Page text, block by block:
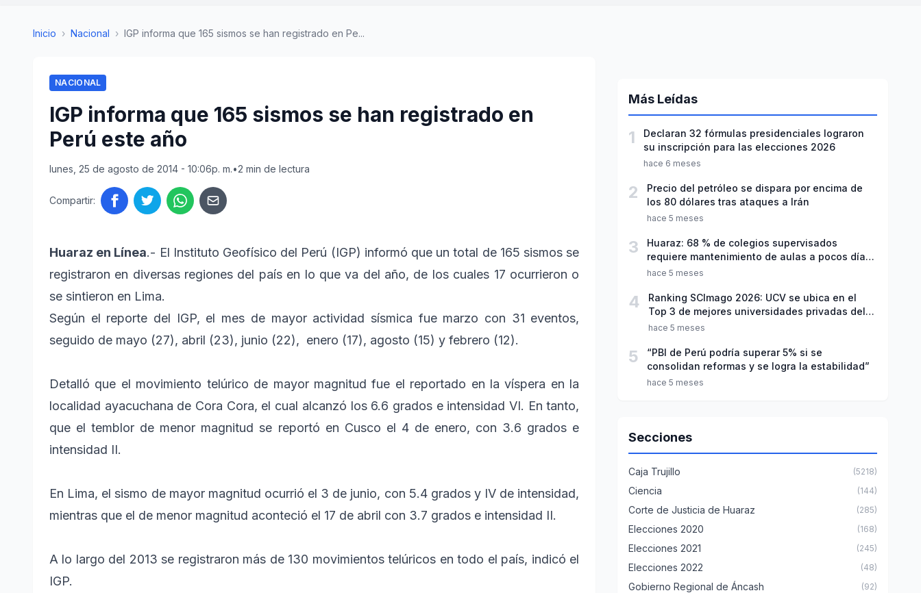
Inicio › Nacional › IGP informa que 165 sismos se han registrado en Pe...
NACIONAL
IGP informa que 165 sismos se han registrado en
Perú este año
lunes, 25 de agosto de 2014 - 10:06p. m.•2 min de lectura
Compartir:
Huaraz en Línea.- El Instituto Geofísico del Perú (IGP) informó que un total de 165 sismos se
registraron en diversas regiones del país en lo que va del año, de los cuales 17 ocurrieron o
se sintieron en Lima.
Según el reporte del IGP, el mes de mayor actividad sísmica fue marzo con 31 eventos,
seguido de mayo (27), abril (23), junio (22), enero (17), agosto (15) y febrero (12).
Detalló que el movimiento telúrico de mayor magnitud fue el reportado en la víspera en la
localidad ayacuchana de Cora Cora, el cual alcanzó los 6.6 grados e intensidad VI. En tanto,
que el temblor de menor magnitud se reportó en Cusco el 4 de enero, con 3.6 grados e
intensidad II.
En Lima, el sismo de mayor magnitud ocurrió el 3 de junio, con 5.4 grados y IV de intensidad,
mientras que el de menor magnitud aconteció el 17 de abril con 3.7 grados e intensidad II.
A lo largo del 2013 se registraron más de 130 movimientos telúricos en todo el país, indicó el
IGP.
Más Leídas
1
Declaran 32 fórmulas presidenciales lograron
su inscripción para las elecciones 2026
hace 6 meses
2
Precio del petróleo se dispara por encima de
los 80 dólares tras ataques a Irán
hace 5 meses
3
Huaraz: 68 % de colegios supervisados
requiere mantenimiento de aulas a pocos días
de inicio del año escolar 2026
hace 5 meses
4
Ranking SCImago 2026: UCV se ubica en el
Top 3 de mejores universidades privadas del
Perú
hace 5 meses
5
“PBI de Perú podría superar 5% si se
consolidan reformas y se logra la estabilidad”
hace 5 meses
Secciones
Caja Trujillo (5218)
Ciencia (144)
Corte de Justicia de Huaraz (285)
Elecciones 2020 (168)
Elecciones 2021 (245)
Elecciones 2022 (48)
Gobierno Regional de Áncash (92)